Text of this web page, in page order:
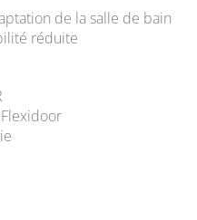
de la salle de bain
réduite